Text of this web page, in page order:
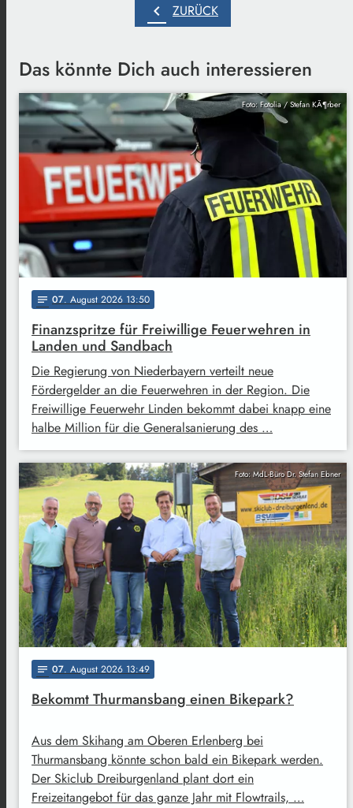
chevron_left ZURÜCK
Das könnte Dich auch interessieren
Foto: Fotolia / Stefan KÃ¶rber
notes 07. August 2026 13:50
Finanzspritze für Freiwillige Feuerwehren in
Landen und Sandbach
Die Regierung von Niederbayern verteilt neue
Fördergelder an die Feuerwehren in der Region. Die
Freiwillige Feuerwehr Linden bekommt dabei knapp eine
halbe Million für die Generalsanierung des …
Foto: MdL-Büro Dr. Stefan Ebner
notes 07. August 2026 13:49
Bekommt Thurmansbang einen Bikepark?
Aus dem Skihang am Oberen Erlenberg bei
Thurmansbang könnte schon bald ein Bikepark werden.
Der Skiclub Dreiburgenland plant dort ein
Freizeitangebot für das ganze Jahr mit Flowtrails, …